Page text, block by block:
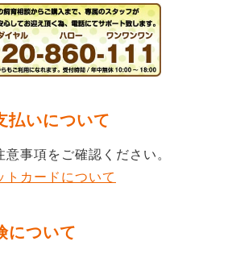
払いについて
事項をご確認ください。
トカードについて
について